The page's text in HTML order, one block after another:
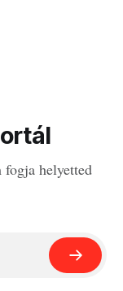
fogja helyetted